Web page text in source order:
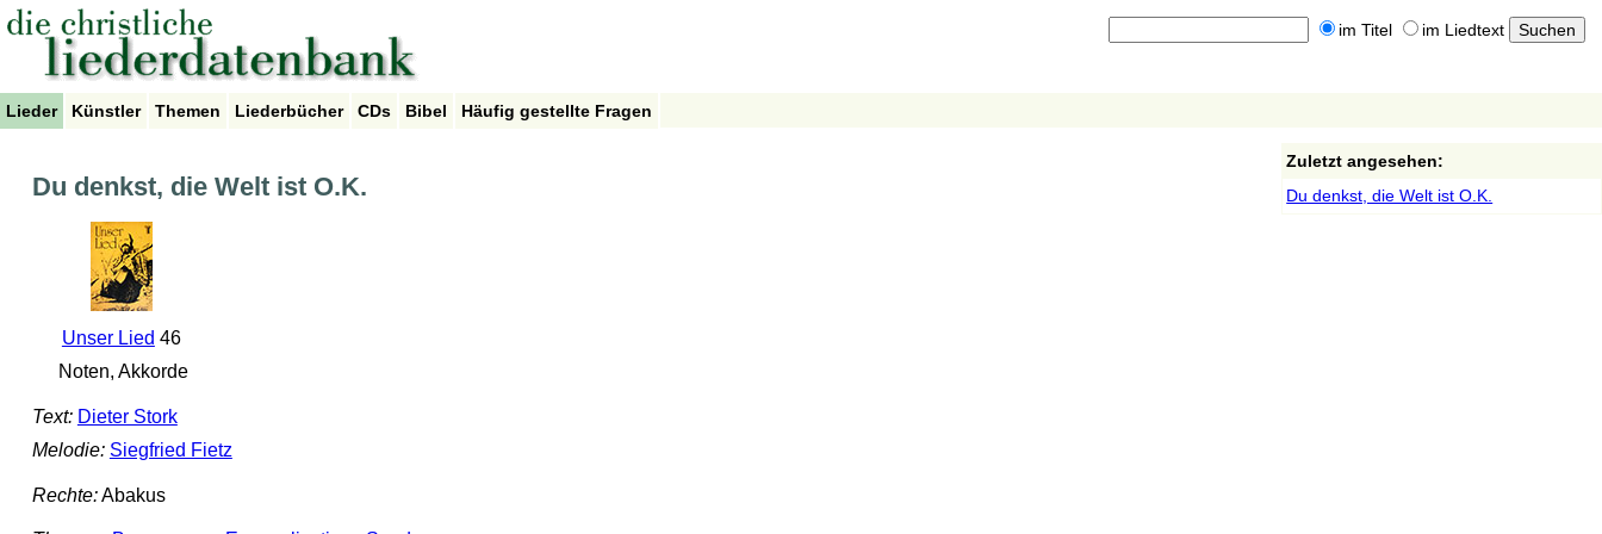
im Titel im Liedtext
Lieder Künstler Themen Liederbücher CDs Bibel Häufig gestellte Fragen
Du denkst, die Welt ist O.K.
Unser Lied 46
Noten, Akkorde
Text: Dieter Stork
Melodie: Siegfried Fietz
Rechte:Abakus
Zuletzt angesehen:
Du denkst, die Welt ist O.K.